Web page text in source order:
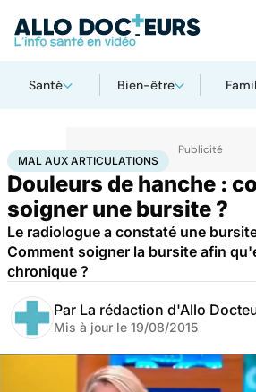
Santé Bien-être
AccueilSantéMaladiesMal aux articulations
MAL AUX ARTICULATIONS
Douleurs de hanche :
soigner une bursite ?
Le radiologue a constaté une
Comment soigner la bursite afin
chronique ?
Par La rédaction d'Allo
Mis à jour le 19/08/2015